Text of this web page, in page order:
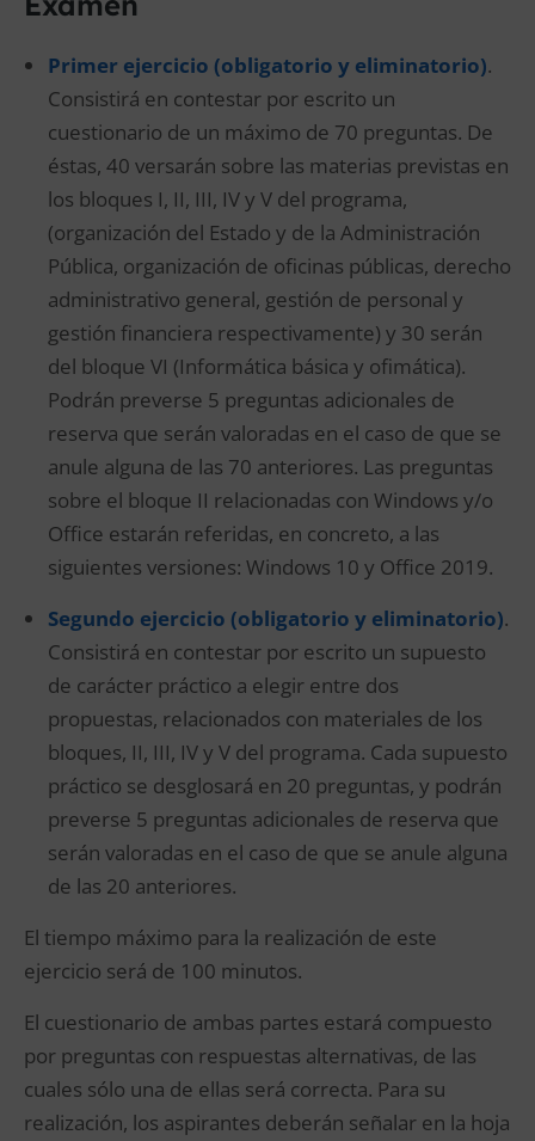
Primer ejercicio (obligatorio y eliminatorio).
Consistirá en contestar por escrito un
cuestionario de un máximo de 70 preguntas. De
éstas, 40 versarán sobre las materias previstas en
los bloques I, II, III, IV y V del programa,
(organización del Estado y de la Administración
Pública, organización de oficinas públicas, derecho
administrativo general, gestión de personal y
gestión financiera respectivamente) y 30 serán
del bloque VI (Informática básica y ofimática).
Podrán preverse 5 preguntas adicionales de
reserva que serán valoradas en el caso de que se
anule alguna de las 70 anteriores. Las preguntas
sobre el bloque II relacionadas con Windows y/o
Office estarán referidas, en concreto, a las
siguientes versiones: Windows 10 y Office 2019.
Segundo ejercicio (obligatorio y eliminatorio).
Consistirá en contestar por escrito un supuesto
de carácter práctico a elegir entre dos
propuestas, relacionados con materiales de los
bloques, II, III, IV y V del programa. Cada supuesto
práctico se desglosará en 20 preguntas, y podrán
preverse 5 preguntas adicionales de reserva que
serán valoradas en el caso de que se anule alguna
de las 20 anteriores.
El tiempo máximo para la realización de este
ejercicio será de 100 minutos.
El cuestionario de ambas partes estará compuesto
por preguntas con respuestas alternativas, de las
cuales sólo una de ellas será correcta. Para su
realización, los aspirantes deberán señalar en la hoja